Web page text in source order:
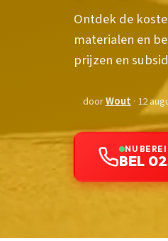
Ontdek de
materialen en
prijzen en
doorWout· 12
NU
BEL